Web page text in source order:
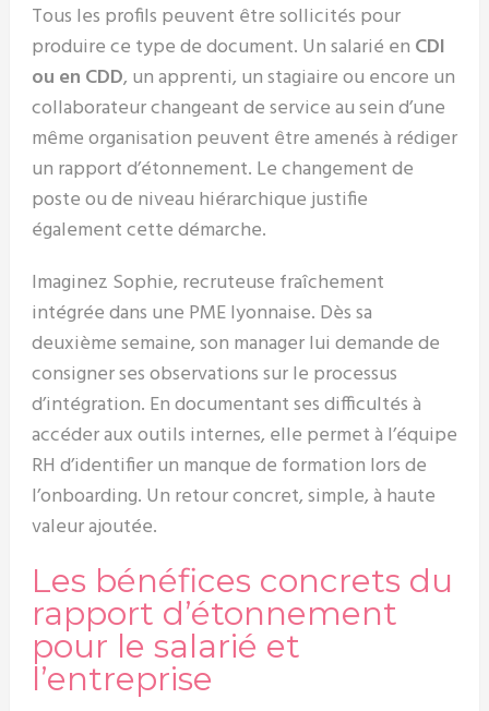
Tous les profils peuvent être sollicités pour
produire ce type de document. Un salarié en CDI
ou en CDD, un apprenti, un stagiaire ou encore un
collaborateur changeant de service au sein d’une
même organisation peuvent être amenés à rédiger
un rapport d’étonnement. Le changement de
poste ou de niveau hiérarchique justifie
également cette démarche.
Imaginez Sophie, recruteuse fraîchement
intégrée dans une PME lyonnaise. Dès sa
deuxième semaine, son manager lui demande de
consigner ses observations sur le processus
d’intégration. En documentant ses difficultés à
accéder aux outils internes, elle permet à l’équipe
RH d’identifier un manque de formation lors de
l’onboarding. Un retour concret, simple, à haute
valeur ajoutée.
Les bénéfices concrets du
rapport d’étonnement
pour le salarié et
l’entreprise